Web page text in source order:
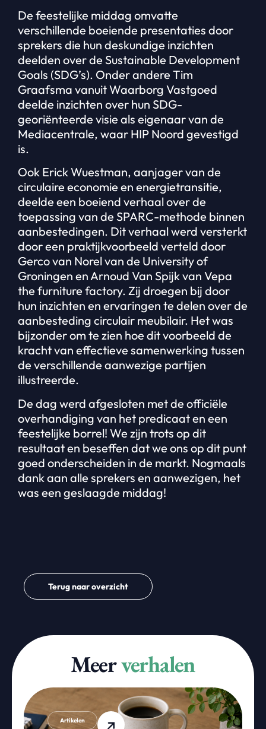
De feestelijke middag omvatte
verschillende boeiende presentaties door
sprekers die hun deskundige inzichten
deelden over de Sustainable Development
Goals (SDG’s). Onder andere Tim
Graafsma vanuit Waarborg Vastgoed
deelde inzichten over hun SDG-
georiënteerde visie als eigenaar van de
Mediacentrale, waar HIP Noord gevestigd
is.
Ook Erick Wuestman, aanjager van de
circulaire economie en energietransitie,
deelde een boeiend verhaal over de
toepassing van de SPARC-methode binnen
aanbestedingen. Dit verhaal werd versterkt
door een praktijkvoorbeeld verteld door
Gerco van Norel van de University of
Groningen en Arnoud Van Spijk van Vepa
the furniture factory. Zij droegen bij door
hun inzichten en ervaringen te delen over de
aanbesteding circulair meubilair. Het was
bijzonder om te zien hoe dit voorbeeld de
kracht van effectieve samenwerking tussen
de verschillende aanwezige partijen
illustreerde.
De dag werd afgesloten met de officiële
overhandiging van het predicaat en een
feestelijke borrel! We zijn trots op dit
resultaat en beseffen dat we ons op dit punt
goed onderscheiden in de markt. Nogmaals
dank aan alle sprekers en aanwezigen, het
was een geslaagde middag!
Terug naar overzicht
Meerverhalen
Artikelen